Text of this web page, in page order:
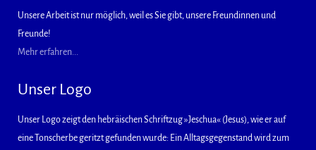
Unsere Arbeit ist nur möglich, weil es Sie gibt, unsere Freundinnen und
Freunde!
Mehr erfahren...
Unser Logo
Unser Logo zeigt den hebräischen Schriftzug »Jeschua« (Jesus), wie er auf
eine Tonscherbe geritzt gefunden wurde: Ein Alltagsgegenstand wird zum